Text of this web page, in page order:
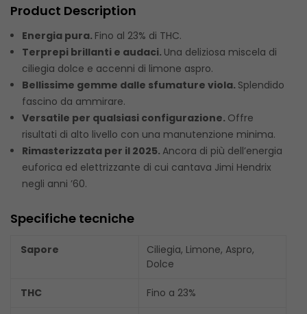
Product Description
Energia pura. Fino al 23% di THC.
Terprepi brillanti e audaci. Una deliziosa miscela di
ciliegia dolce e accenni di limone aspro.
Bellissime gemme dalle sfumature viola. Splendido
fascino da ammirare.
Versatile per qualsiasi configurazione. Offre
risultati di alto livello con una manutenzione minima.
Rimasterizzata per il 2025. Ancora di più dell’energia
euforica ed elettrizzante di cui cantava Jimi Hendrix
negli anni ’60.
Specifiche tecniche
Sapore
Ciliegia, Limone, Aspro,
Dolce
THC Fino a 23%